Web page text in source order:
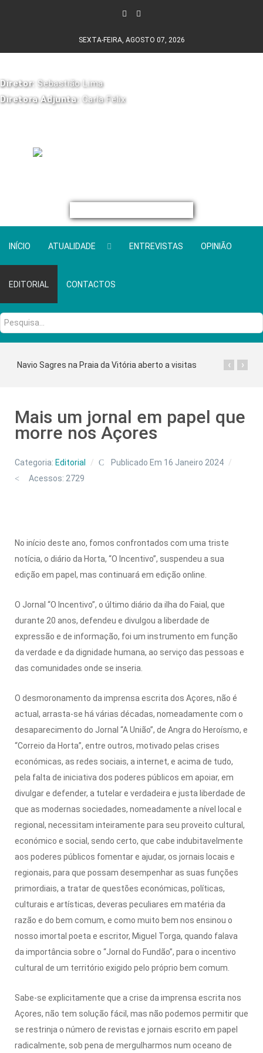
SEXTA-FEIRA, AGOSTO 07, 2026
Diretor: Sebastião Lima
Diretora Adjunta: Carla Félix
INÍCIO ATUALIDADE ENTREVISTAS OPINIÃO
EDITORIAL CONTACTOS
Pesquisa...
Navio Sagres na Praia da Vitória aberto a visitas ›
‹
Mais um jornal em papel que
morre nos Açores
Categoria: Editorial
Publicado Em 16 Janeiro 2024
Acessos: 2729
No início deste ano, fomos confrontados com uma triste
notícia, o diário da Horta, “O Incentivo”, suspendeu a sua
edição em papel, mas continuará em edição online.
O Jornal “O Incentivo”, o último diário da ilha do Faial, que
durante 20 anos, defendeu e divulgou a liberdade de
expressão e de informação, foi um instrumento em função
da verdade e da dignidade humana, ao serviço das pessoas e
das comunidades onde se inseria.
O desmoronamento da imprensa escrita dos Açores, não é
actual, arrasta-se há várias décadas, nomeadamente com o
desaparecimento do Jornal “A União”, de Angra do Heroísmo, e
“Correio da Horta”, entre outros, motivado pelas crises
económicas, as redes sociais, a internet, e acima de tudo,
pela falta de iniciativa dos poderes públicos em apoiar, em
divulgar e defender, a tutelar e verdadeira e justa liberdade de
que as modernas sociedades, nomeadamente a nível local e
regional, necessitam inteiramente para seu proveito cultural,
económico e social, sendo certo, que cabe indubitavelmente
aos poderes públicos fomentar e ajudar, os jornais locais e
regionais, para que possam desempenhar as suas funções
primordiais, a tratar de questões económicas, políticas,
culturais e artísticas, deveras peculiares em matéria da
razão e do bem comum, e como muito bem nos ensinou o
nosso imortal poeta e escritor, Miguel Torga, quando falava
da importância sobre o “Jornal do Fundão”, para o incentivo
cultural de um território exigido pelo próprio bem comum.
Sabe-se explicitamente que a crise da imprensa escrita nos
Açores, não tem solução fácil, mas não podemos permitir que
se restrinja o número de revistas e jornais escrito em papel
radicalmente, sob pena de mergulharmos num oceano de